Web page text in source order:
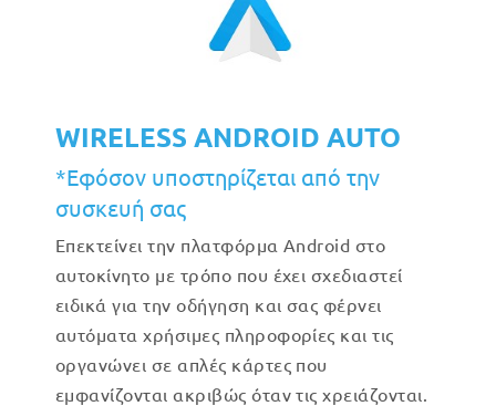
WIRELESS ANDROID AUTO
*Εφόσον υποστηρίζεται από την
συσκευή σας
Επεκτείνει την πλατφόρμα Android στο
αυτοκίνητο με τρόπο που έχει σχεδιαστεί
ειδικά για την οδήγηση και σας φέρνει
αυτόματα χρήσιμες πληροφορίες και τις
οργανώνει σε απλές κάρτες που
εμφανίζονται ακριβώς όταν τις χρειάζονται.